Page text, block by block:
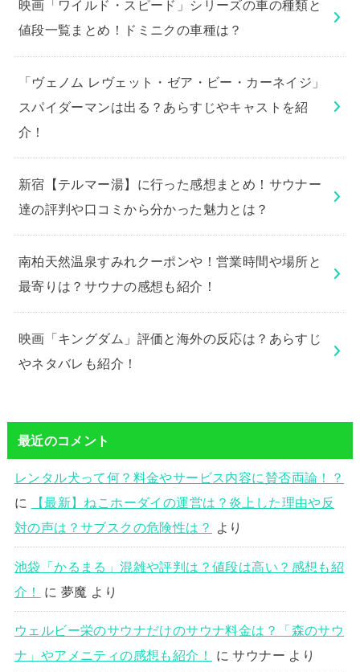
映画「ワイルド・スピード」シリーズの車の種類と
値段一覧まとめ！ドミニクの車種は？
「ヴェノム レヴェット・ゼア・ビー・カーネイジ」
スパイダーマンは出る？あらすじやキャストを紹
介！
新宿【テルマー湯】に行った感想まとめ！サウナー
達の評判や口コミから分かった魅力とは？
南柏天然温泉すみれクーポンや！営業時間や場所と
最寄りは？サウナの感想も紹介！
映画「キングダム」評価と海外の反応は？あらすじ
やネタバレも紹介！
最近のコメント
レンタル犬って何？料金やサービス内容に賛否両論！？
に
【最新】ねこホーダイの運営は？炎上した理由や反
対の声は？サブスクの危険性は？
より
池袋「かるまる」混雑や評判は？値段は高い？感想も紹
介！
に 夢魔 より
ウェルビー栄のサウナだけのサウナ料金は？「森のサウ
ナ」やアメニティの感想も紹介！
にサウナー より